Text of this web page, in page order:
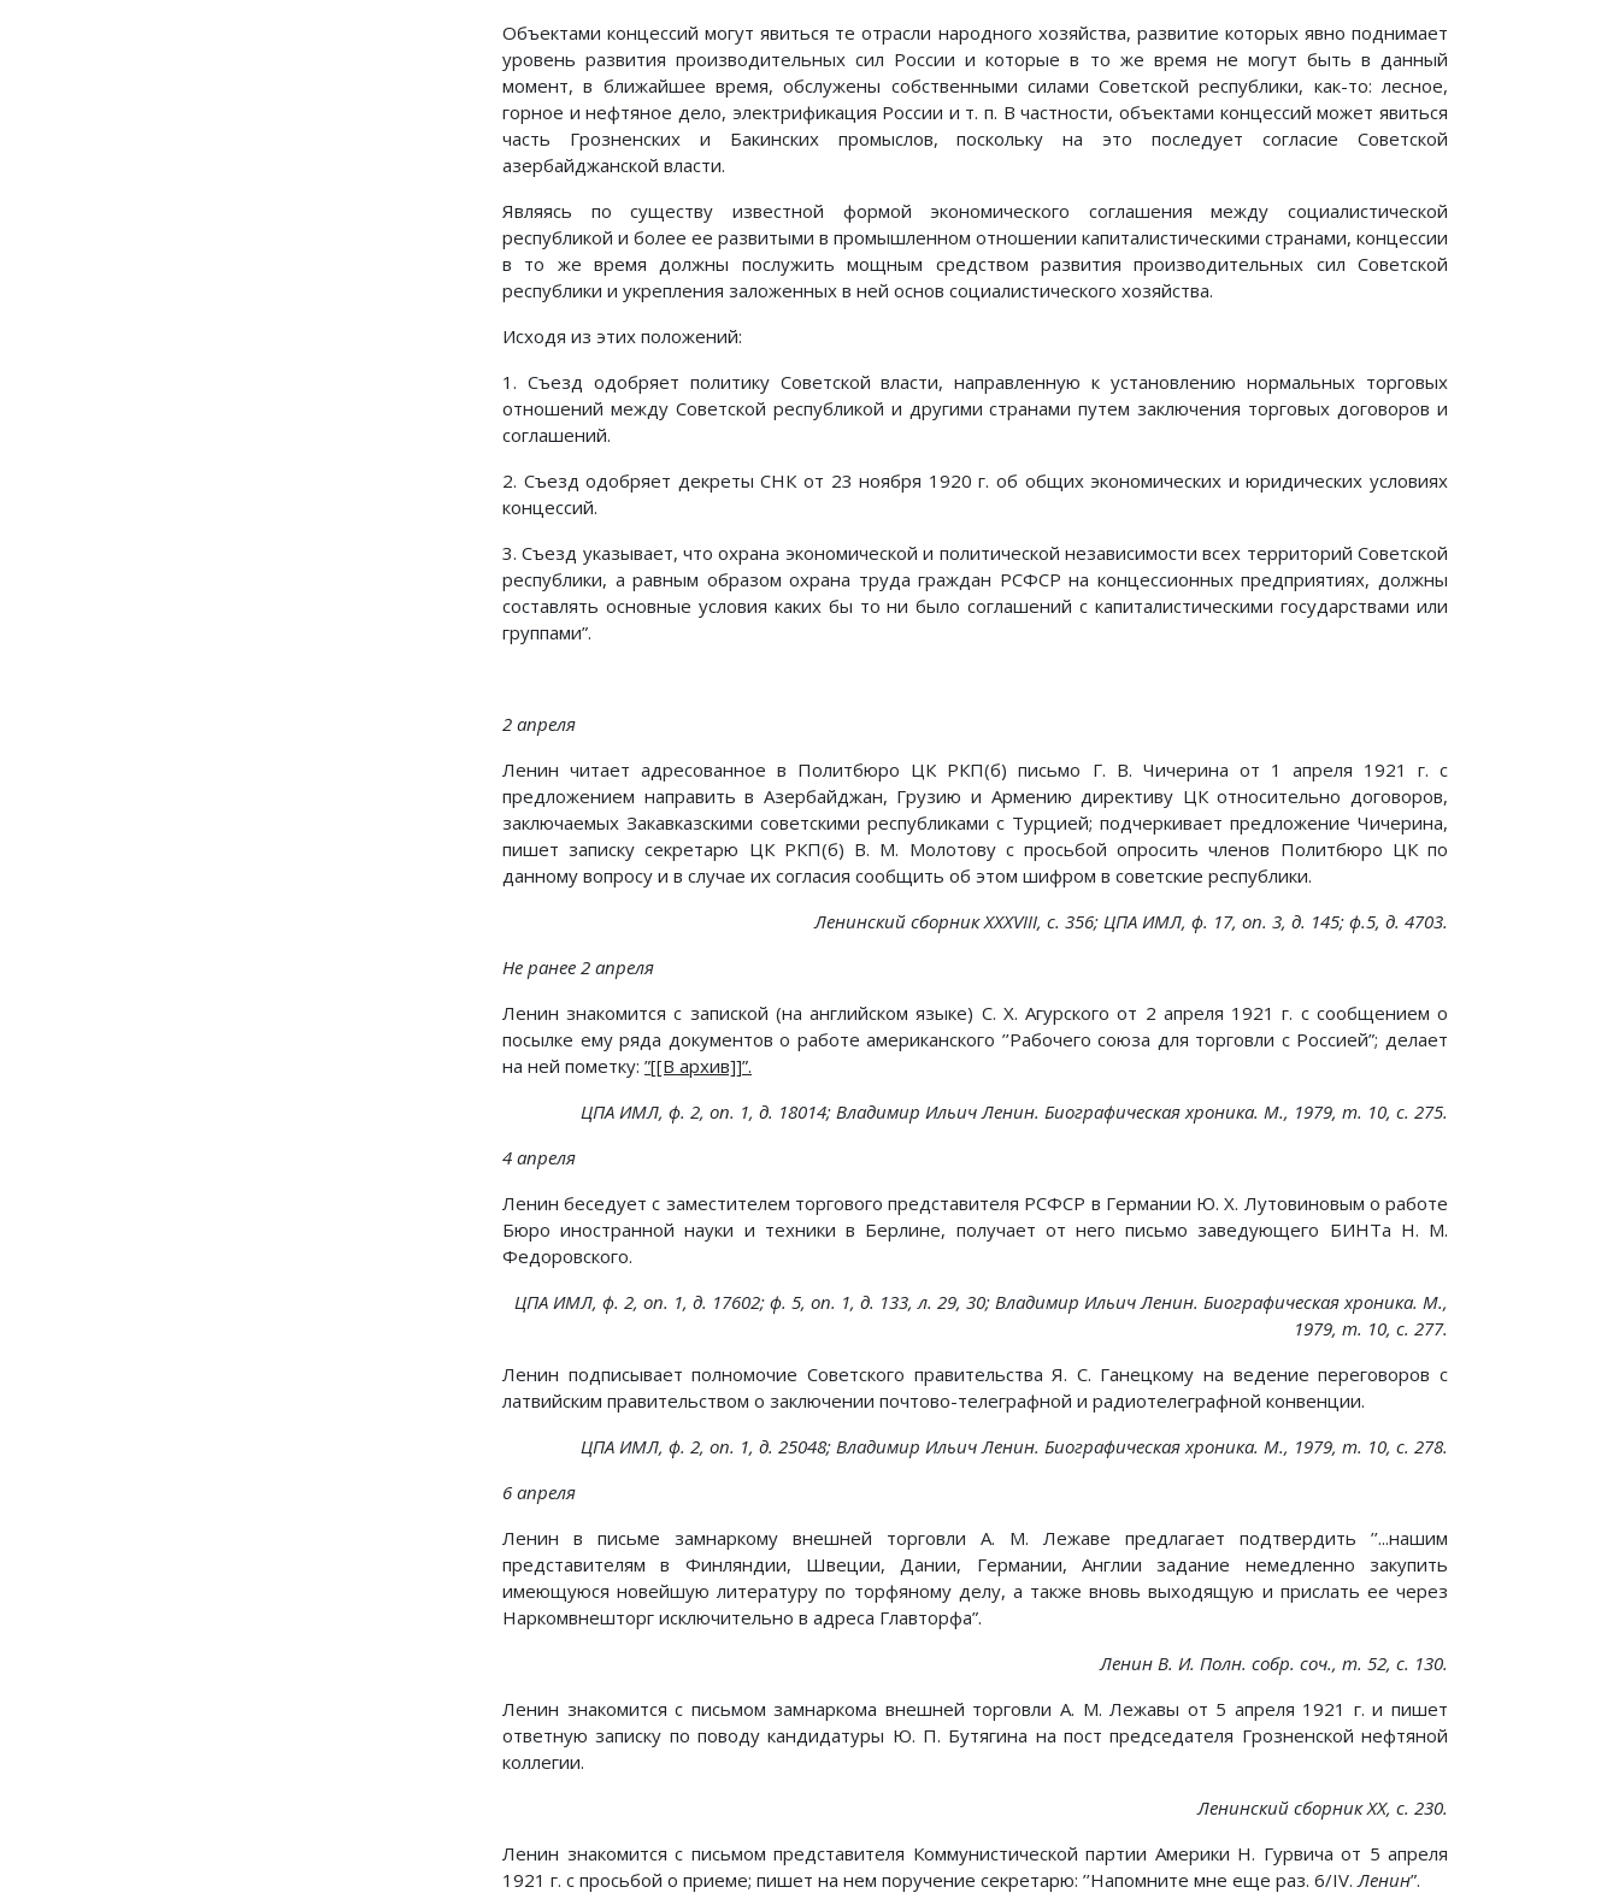
Объектами концессий могут явиться те отрасли народного хозяйства, развитие которых явно поднимает
уровень развития производительных сил России и которые в то же время не могут быть в данный
момент, в ближайшее время, обслужены собственными силами Советской республики, как-то: лесное,
горное и нефтяное дело, электрификация России и т. п. В частности, объектами концессий может явиться
часть Грозненских и Бакинских промыслов, поскольку на это последует согласие Советской
азербайджанской власти.
Являясь по существу известной формой экономического соглашения между социалистической
республикой и более ее развитыми в промышленном отношении капиталистическими странами, концессии
в то же время должны послужить мощным средством развития производительных сил Советской
республики и укрепления заложенных в ней основ социалистического хозяйства.
Исходя из этих положений:
1. Съезд одобряет политику Советской власти, направленную к установлению нормальных торговых
отношений между Советской республикой и другими странами путем заключения торговых договоров и
соглашений.
2. Съезд одобряет декреты СНК от 23 ноября 1920 г. об общих экономических и юридических условиях
концессий.
3. Съезд указывает, что охрана экономической и политической независимости всех территорий Советской
республики, а равным образом охрана труда граждан РСФСР на концессионных предприятиях, должны
составлять основные условия каких бы то ни было соглашений с капиталистическими государствами или
группами”.
2 апреля
Ленин читает адресованное в Политбюро ЦК РКП(б) письмо Г. В. Чичерина от 1 апреля 1921 г. с
предложением направить в Азербайджан, Грузию и Армению директиву ЦК относительно договоров,
заключаемых Закавказскими советскими республиками с Турцией; подчеркивает предложение Чичерина,
пишет записку секретарю ЦК РКП(б) В. М. Молотову с просьбой опросить членов Политбюро ЦК по
данному вопросу и в случае их согласия сообщить об этом шифром в советские республики.
Ленинский сборник XXXVIII, с. 356; ЦПА ИМЛ, ф. 17, on. 3, д. 145; ф.5, д. 4703.
Не ранее 2 апреля
Ленин знакомится с запиской (на английском языке) С. X. Агурского от 2 апреля 1921 г. с сообщением о
посылке ему ряда документов о работе американского ’’Рабочего союза для торговли с Россией”; делает
на ней пометку: ”[[В архив]]”.
ЦПА ИМЛ, ф. 2, on. 1, д. 18014; Владимир Ильич Ленин. Биографическая хроника. М., 1979, т. 10, с. 275.
4 апреля
Ленин беседует с заместителем торгового представителя РСФСР в Германии Ю. X. Лутовиновым о работе
Бюро иностранной науки и техники в Берлине, получает от него письмо заведующего БИНТа Н. М.
Федоровского.
ЦПА ИМЛ, ф. 2, on. 1, д. 17602; ф. 5, on. 1, д. 133, л. 29, 30; Владимир Ильич Ленин. Биографическая хроника. М.,
1979, т. 10, с. 277.
Ленин подписывает полномочие Советского правительства Я. С. Ганецкому на ведение переговоров с
латвийским правительством о заключении почтово-телеграфной и радиотелеграфной конвенции.
ЦПА ИМЛ, ф. 2, on. 1, д. 25048; Владимир Ильич Ленин. Биографическая хроника. М., 1979, т. 10, с. 278.
6 апреля
Ленин в письме замнаркому внешней торговли А. М. Лежаве предлагает подтвердить ’’...нашим
представителям в Финляндии, Швеции, Дании, Германии, Англии задание немедленно закупить
имеющуюся новейшую литературу по торфяному делу, а также вновь выходящую и прислать ее через
Наркомвнешторг исключительно в адреса Главторфа”.
Ленин В. И. Полн. собр. соч., т. 52, с. 130.
Ленин знакомится с письмом замнаркома внешней торговли А. М. Лежавы от 5 апреля 1921 г. и пишет
ответную записку по поводу кандидатуры Ю. П. Бутягина на пост председателя Грозненской нефтяной
коллегии.
Ленинский сборник XX, с. 230.
Ленин знакомится с письмом представителя Коммунистической партии Америки Н. Гурвича от 5 апреля
1921 г. с просьбой о приеме; пишет на нем поручение секретарю: ’’Напомните мне еще раз. 6/IV. Ленин”.